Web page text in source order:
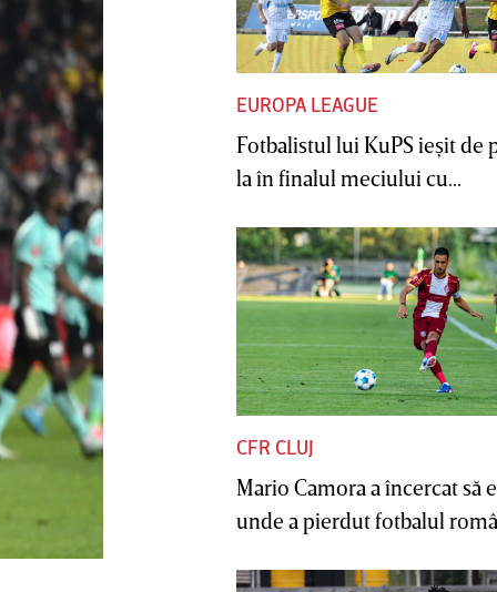
EUROPA LEAGUE
Fotbalistul lui KuPS ieşit de
la în finalul meciului cu...
CFR CLUJ
Mario Camora a încercat să
unde a pierdut fotbalul